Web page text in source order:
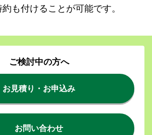
も付けることが可能です。
ご検討中の方へ
お見積り・お申込み
お問い合わせ